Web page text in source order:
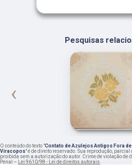
Pesquisas
‹
O conteúdo do texto "Contato de Azulejos Antigos Fora
Viracopos" é de direito reservado. Sua reprodução,
proibida sem a autorização do autor. Crime de violação de
Penal –
Lei 9610/98 - Lei de direitos autorais